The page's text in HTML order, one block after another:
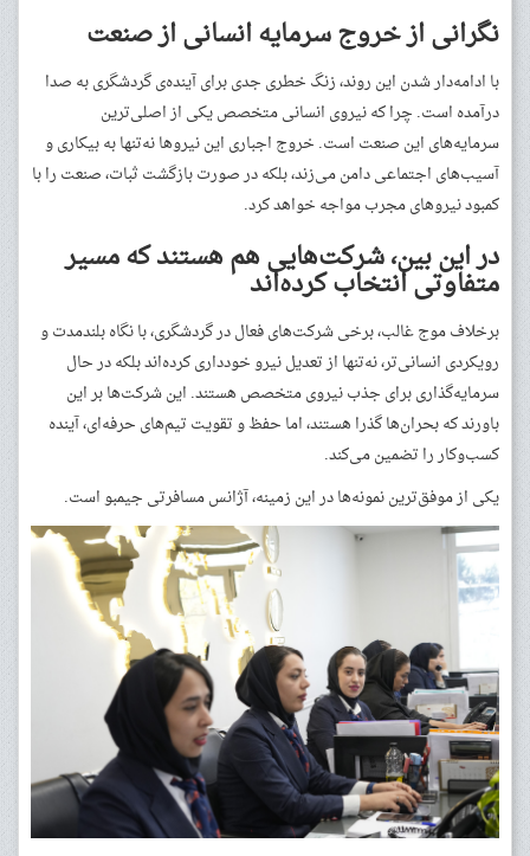
نگرانی از خروج سرمایه انسانی از صنعت
با ادامه‌دار شدن این روند، زنگ خطری جدی برای آینده‌ی گردشگری به صدا
درآمده است. چرا که نیروی انسانی متخصص یکی از اصلی‌ترین
سرمایه‌های این صنعت است. خروج اجباری این نیروها نه‌تنها به بیکاری و
آسیب‌های اجتماعی دامن می‌زند، بلکه در صورت بازگشت ثبات، صنعت را با
کمبود نیروهای مجرب مواجه خواهد کرد.
در این بین، شرکت‌هایی هم هستند که مسیر
متفاوتی انتخاب کرده‌اند
برخلاف موج غالب، برخی شرکت‌های فعال در گردشگری، با نگاه بلندمدت و
رویکردی انسانی‌تر، نه‌تنها از تعدیل نیرو خودداری کرده‌اند بلکه در حال
سرمایه‌گذاری برای جذب نیروی متخصص هستند. این شرکت‌ها بر این
باورند که بحران‌ها گذرا هستند، اما حفظ و تقویت تیم‌های حرفه‌ای، آینده
کسب‌وکار را تضمین می‌کند.
یکی از موفق‌ترین نمونه‌ها در این زمینه، آژانس مسافرتی جیمبو است.